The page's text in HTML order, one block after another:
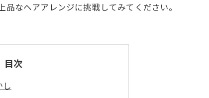
なヘアアレンジに挑戦してみてください。
目次